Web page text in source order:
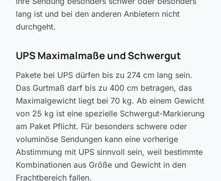
lang ist und bei den anderen Anbietern nicht
durchgeht.
UPS Maximalmaße und Schwergut
Pakete bei UPS dürfen bis zu 274 cm lang sein.
Das Gurtmaß darf bis zu 400 cm betragen, das
Maximalgewicht liegt bei 70 kg. Ab einem Gewicht
von 25 kg ist eine spezielle Schwergut-Markierung
am Paket Pflicht. Für besonders schwere oder
voluminöse Sendungen kann eine vorherige
Abstimmung mit UPS sinnvoll sein, weil bestimmte
Kombinationen aus Größe und Gewicht in den
Frachtbereich fallen.